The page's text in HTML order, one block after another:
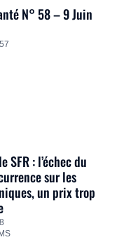
N° 58 – 9 Juin
SFR : l’échec du
sur les
un prix trop